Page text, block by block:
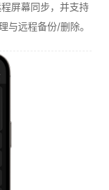
屏幕同步，并支持
与远程备份/删除。